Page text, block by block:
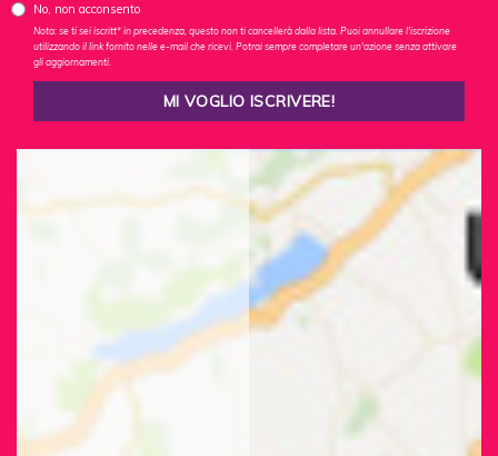
No, non acconsento
Nota: se ti sei iscritt* in precedenza, questo non ti cancellerà dalla lista. Puoi annullare l'iscrizione
utilizzando il link fornito nelle e-mail che ricevi. Potrai sempre completare un'azione senza attivare
gli aggiornamenti.